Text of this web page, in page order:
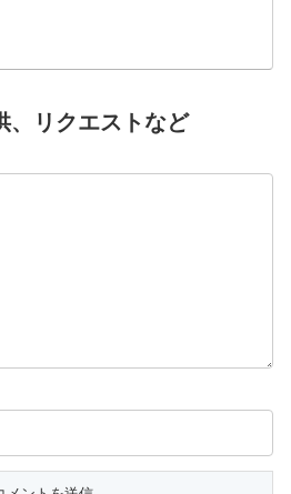
、リクエストなど